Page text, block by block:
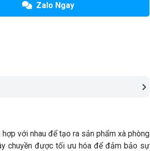
Zalo Ngay
với nhau để tạo ra sản phẩm xà phòng
chuyền được tối ưu hóa để đảm bảo sự